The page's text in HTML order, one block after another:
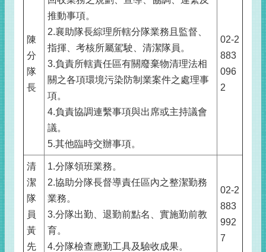
陳
分
隊
長
推動事項。
2.襄助隊長綜理所轄分隊業務且監督、
指揮、考核所屬駕駛、清潔隊員。
3.負責所轄責任區有關廢棄物清理法相
關之各項環境污染防制業案件之處理事
項。
4.負責協調連繫事項與出席或主持議會
議。
5.其他臨時交辦事項。
02-2
883
096
2
清
潔
隊
員
黃
先
1.分隊領班業務。
2.協助分隊長督導責任區內之整潔勤務
業務。
3.分隊出勤、退勤前點名、實施勤前教
育。
4.分隊檢查應勤工具及驗收成果。
02-2
883
992
7